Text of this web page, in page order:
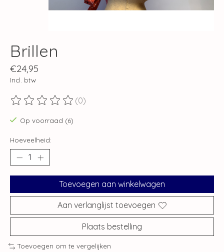
Brillen
€24,95
Incl. btw
De beoordeling van dit product is
(0)
Op voorraad (6)
Hoeveelheid:
Toevoegen aan winkelwagen
Aan verlanglijst toevoegen
Plaats bestelling
Toevoegen om te vergelijken